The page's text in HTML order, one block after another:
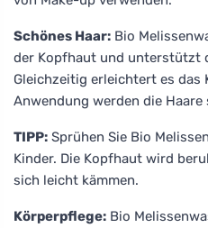
Schönes Haar: Bio
der Kopfhaut und unterstützt
Gleichzeitig erleichtert es das
Anwendung werden die
TIPP: Sprühen Sie Bio
Kinder. Die Kopfhaut wird
sich leicht kämmen.
Körperpflege: Bio